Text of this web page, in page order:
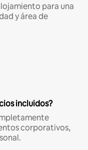
para una
y área de
incluidos?
corporativos,